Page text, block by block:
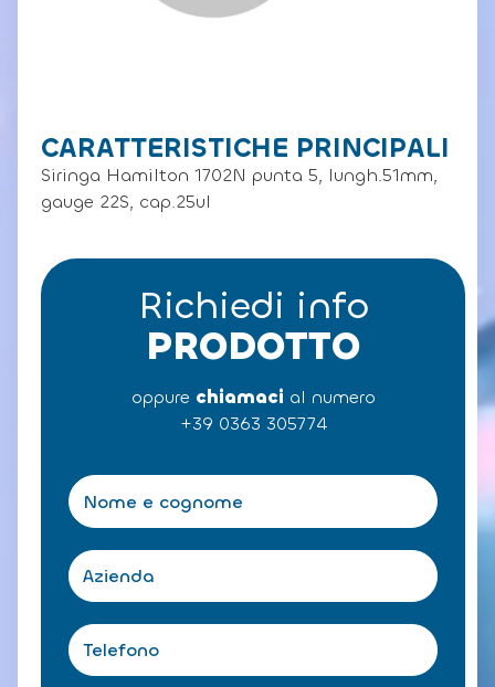
CARATTERISTICHE PRINCIPALI
Siringa Hamilton 1702N punta 5, lungh.51mm,
gauge 22S, cap.25ul
Richiedi info
PRODOTTO
oppure chiamaci al numero
+39 0363 305774
N
o
m
e
e
c
g
n
A
z
e
n
d
T
e